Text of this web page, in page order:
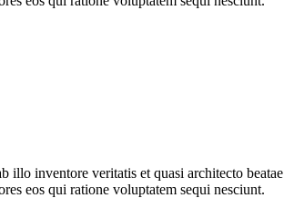
illo inventore veritatis et quasi architecto beatae
eos qui ratione voluptatem sequi nesciunt.